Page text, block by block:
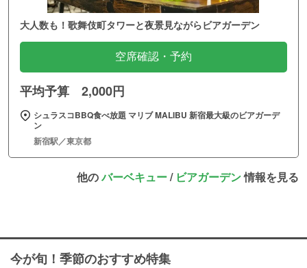
大人数も！歌舞伎町タワーと夜景見ながらビアガーデン
空席確認・予約
平均予算 2,000円
シュラスコBBQ食べ放題 マリブ MALIBU 新宿最大級のビアガーデ
ン
新宿駅／東京都
他のバーベキュー/ ビアガーデン情報を見る
今が旬！季節のおすすめ特集